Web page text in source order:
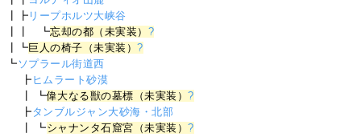
┃┣ リープホルツ大峡谷
┃┃ ┗忘却の都（未実装） ?
┃┗巨人の椅子（未実装）?
┗ ソプラール街道西
┣ ヒムラート砂漠
┃ ┗偉大なる獣の墓標（未実装）?
┣ タンブルジャン大砂海・北部
┃ ┗シャナンタ石窟宮（未実装）?